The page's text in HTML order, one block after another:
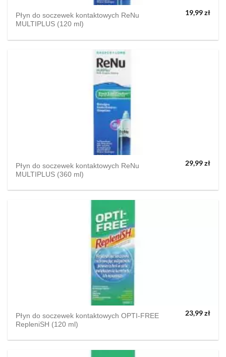
Płyn do soczewek kontaktowych ReNu
MULTIPLUS (120 ml)
19,99zł
Płyn do soczewek kontaktowych ReNu
MULTIPLUS (360 ml)
29,99zł
Płyn do soczewek kontaktowych OPTI-FREE
RepleniSH (120 ml)
23,99zł